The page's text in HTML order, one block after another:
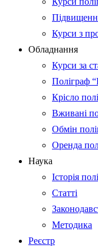
Курси з
Обладнання
Курси за
Поліграф
Крісло
Вживані
Обмін
Оренда
Наука
Історія
Статті
Методика
Реєстр